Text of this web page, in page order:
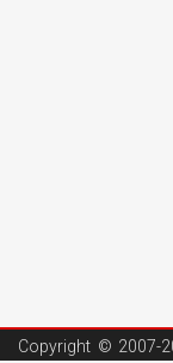
Copyright © 2007-